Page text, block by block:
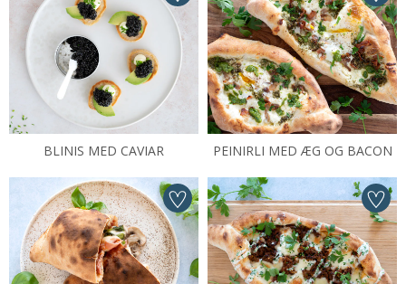
BLINIS MED CAVIAR PEINIRLI MED ÆG OG BACON